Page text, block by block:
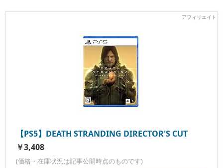
【PS5】DEATH STRANDING DIRECTOR'S CUT
￥3,408
(価格・在庫状況は記事公開時点のものです)